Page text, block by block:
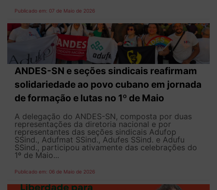
Publicado em: 07 de Maio de 2026
ANDES-SN e seções sindicais reafirmam
solidariedade ao povo cubano em jornada
de formação e lutas no 1º de Maio
A delegação do ANDES-SN, composta por duas
representações da diretoria nacional e por
representantes das seções sindicais Adufop
SSind., Adufmat SSind., Adufes SSind. e Adufu
SSind., participou ativamente das celebrações do
1º de Maio...
Publicado em: 06 de Maio de 2026